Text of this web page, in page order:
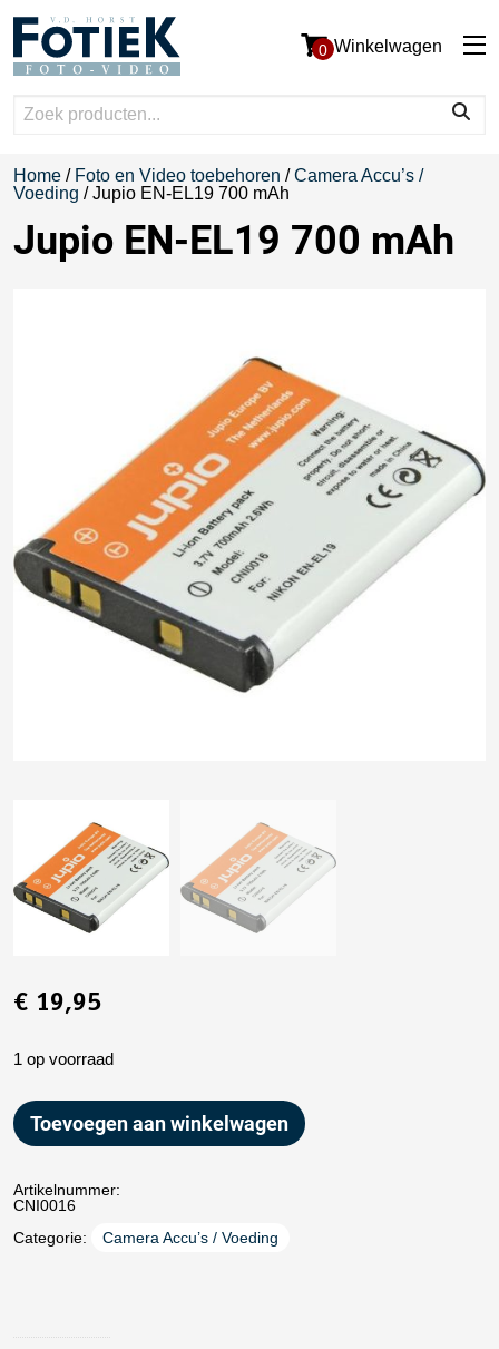
0 Winkelwagen
Home / Foto en Video toebehoren /Camera Accu’s /
Voeding / Jupio EN-EL19 700 mAh
Jupio EN-EL19 700 mAh
€ 19,95
1 op voorraad
Toevoegen aan winkelwagen
Artikelnummer:
CNI0016
Categorie:
Camera Accu’s / Voeding